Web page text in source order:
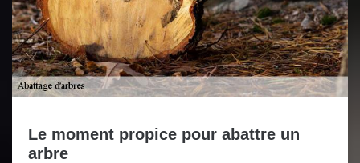
Le moment propice pour abattre un
arbre